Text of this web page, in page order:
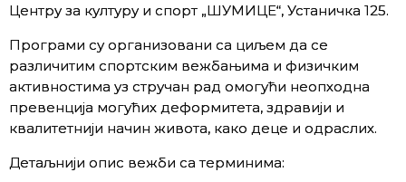
Центру за културу и спорт „ШУМИЦЕ“, Устаничка 125.
Програми су организовани са циљем да се
различитим спортским вежбањима и физичким
активностима уз стручан рад омогући неопходна
превенција могућих деформитета, здравији и
квалитетнији начин живота, како деце и одраслих.
Детаљнији опис вежби са терминима: